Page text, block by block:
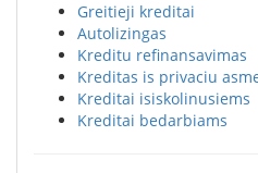
Greitieji kreditai
Autolizingas
Kreditu refinansavimas
Kreditas is privaciu
Kreditai isiskolinusiems
Kreditai bedarbiams